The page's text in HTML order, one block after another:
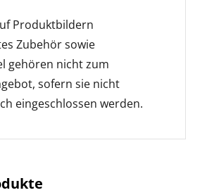
Produktbildern
Zubehör sowie
gehören nicht zum
sofern sie nicht
eingeschlossen werden.